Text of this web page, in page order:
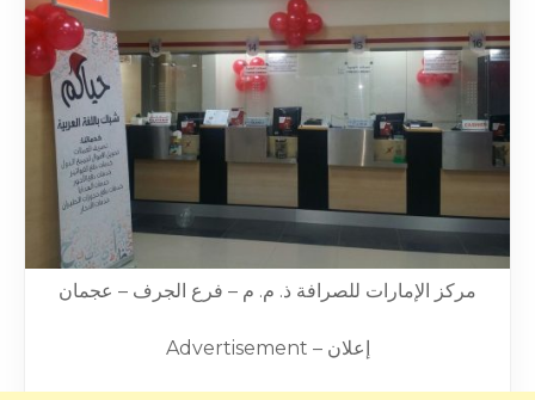
مركز الإمارات للصرافة ذ. م. م – فرع الجرف – عجمان
Advertisement – إعلان